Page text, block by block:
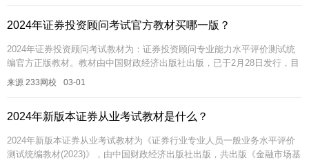
2024年证券投资顾问考试官方教材买哪一版？
2024年证券投资顾问考试教材为：证券投资顾问专业能力水平评价测试统
编官方正版教材。教材由中国财政经济出版社出版，已于2月28日发行，目
前233网校书店已上线，需要的同学可以点此进入购买【233网校书...
来源 233网校 03-01
2024年新版本证券从业考试教材是什么？
2024年新版本证券从业考试教材为《证券行业专业人员一般业务水平评价
测试统编教材(2023)》，由中国财政经济出版社出版，共出版《金融市场基